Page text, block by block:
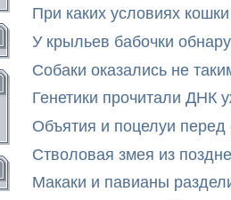
При каких условиях
У крыльев бабочки
Собаки оказались не
Генетики прочитали ДНК
Объятия и поцелуи
Стволовая змея из
Макаки и павианы